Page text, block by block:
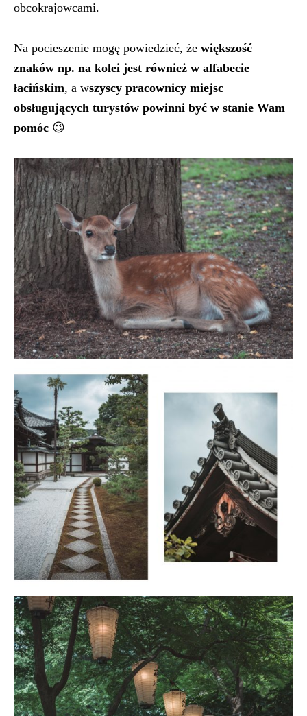
obcokrajowcami.
Na pocieszenie mogę powiedzieć, że większość
znaków np. na kolei jest również w alfabecie
łacińskim, a wszyscy pracownicy miejsc
obsługujących turystów powinni być w stanie Wam
pomóc 😉